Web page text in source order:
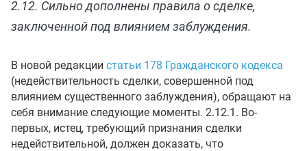
2.12. Сильно дополнены правила о сделке,
заключенной под влиянием заблуждения.
В новой редакции статьи 178 Гражданского кодекса
(недействительность сделки, совершенной под
влиянием существенного заблуждения), обращают на
себя внимание следующие моменты. 2.12.1. Во-
первых, истец, требующий признания сделки
недействительной, должен доказать, что